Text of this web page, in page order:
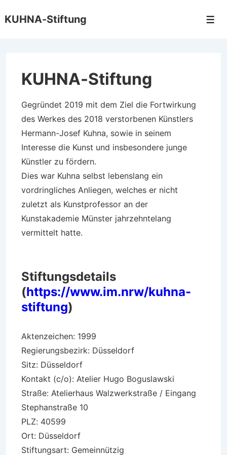
Zum
KUHNA-Stiftung
KUHNA-Stiftung
Gegründet 2019 mit dem Ziel die Fortwirkung
des Werkes des 2018 verstorbenen Künstlers
Hermann-Josef Kuhna, sowie in seinem
Interesse die Kunst und insbesondere junge
Künstler zu fördern.
Dies war Kuhna selbst lebenslang ein
vordringliches Anliegen, welches er nicht
zuletzt als Kunstprofessor an der
Kunstakademie Münster jahrzehntelang
vermittelt hatte.
Stiftungsdetails
(https://www.im.nrw/kuhna-
stiftung)
Aktenzeichen: 1999
Regierungsbezirk: Düsseldorf
Sitz: Düsseldorf
Kontakt (c/o): Atelier Hugo Boguslawski
Straße: Atelierhaus Walzwerkstraße / Eingang
Stephanstraße 10
PLZ: 40599
Ort: Düsseldorf
Stiftungsart: Gemeinnützig